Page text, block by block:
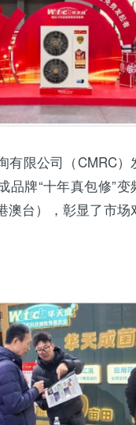
有限公司（CMRC）
品牌“十年真包修”变
澳台），彰显了市场